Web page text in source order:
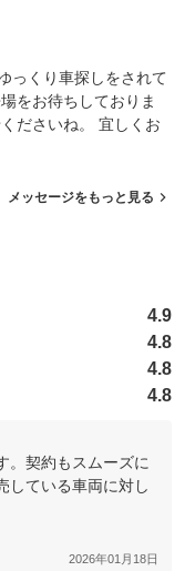
っくり車探しをされて
をお待ちしておりま
ださいね。 宜しくお
メッセージをもっと見る
4.9
4.8
4.8
4.8
。契約もスムーズに
している車両に対し
2026年01月18日